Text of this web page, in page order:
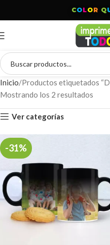
COLOR Q
Inicio Productos etiquetados
Mostrando los 2 resultados
Ver categorías
-31%